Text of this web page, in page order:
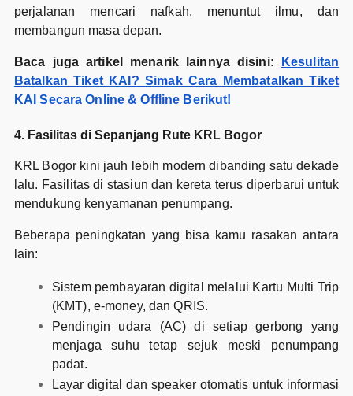
perjalanan mencari nafkah, menuntut ilmu, dan
membangun masa depan.
Baca juga artikel menarik lainnya disini:
Kesulitan
Batalkan Tiket KAI? Simak Cara Membatalkan Tiket
KAI Secara Online & Offline Berikut!
4. Fasilitas di Sepanjang Rute KRL Bogor
KRL Bogor kini jauh lebih modern dibanding satu dekade
lalu. Fasilitas di stasiun dan kereta terus diperbarui untuk
mendukung kenyamanan penumpang.
Beberapa peningkatan yang bisa kamu rasakan antara
lain:
Sistem pembayaran digital melalui Kartu Multi Trip
(KMT), e-money, dan QRIS.
Pendingin udara (AC) di setiap gerbong yang
menjaga suhu tetap sejuk meski penumpang
padat.
Layar digital dan speaker otomatis untuk informasi